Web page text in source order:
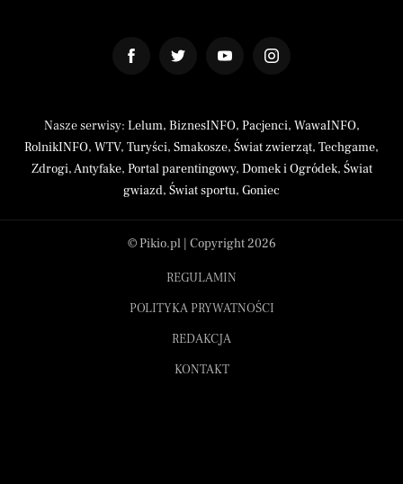
Nasze serwisy: Lelum, BiznesINFO, Pacjenci, WawaINFO,
RolnikINFO, WTV, Turyści, Smakosze, Świat zwierząt, Techgame,
Zdrogi,Antyfake, Portal parentingowy, Domek i Ogródek, Świat
gwiazd, Świat sportu, Goniec
© Pikio.pl | Copyright 2026
REGULAMIN
POLITYKA PRYWATNOŚCI
REDAKCJA
KONTAKT